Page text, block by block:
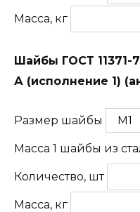
Масса, кг
Шайбы ГОСТ 11371-
А (исполнение 1)
Размер шайбы
Масса 1 шайбы из
Количество, шт
Масса, кг